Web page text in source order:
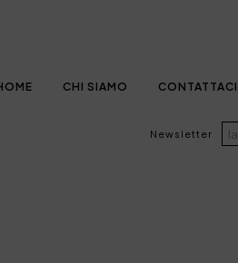
CHI SIAMO CONTATTACI
Newsletter